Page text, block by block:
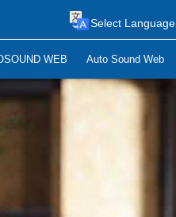
WEB Auto Sound Web
Select Language